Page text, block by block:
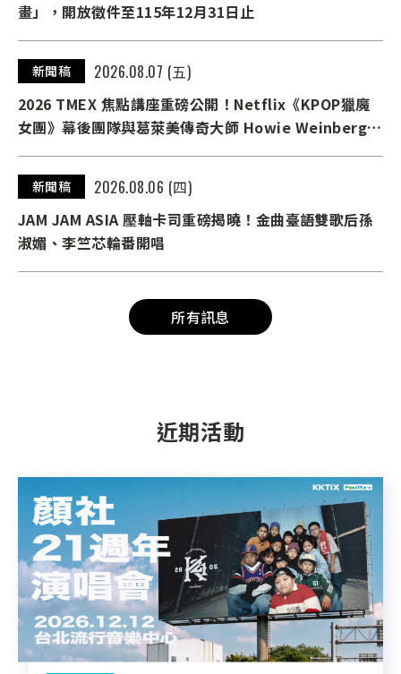
畫」，開放徵件至115年12月31日止
新聞稿
2026.08.07 (五)
2026 TMEX 焦點講座重磅公開！Netflix《KPOP獵魔
女團》幕後團隊與葛萊美傳奇大師 Howie Weinberg
首度齊聚臺北
新聞稿
2026.08.06 (四)
JAM JAM ASIA 壓軸卡司重磅揭曉！金曲臺語雙歌后孫
淑媚、李竺芯輪番開唱
所有訊息
近期活動